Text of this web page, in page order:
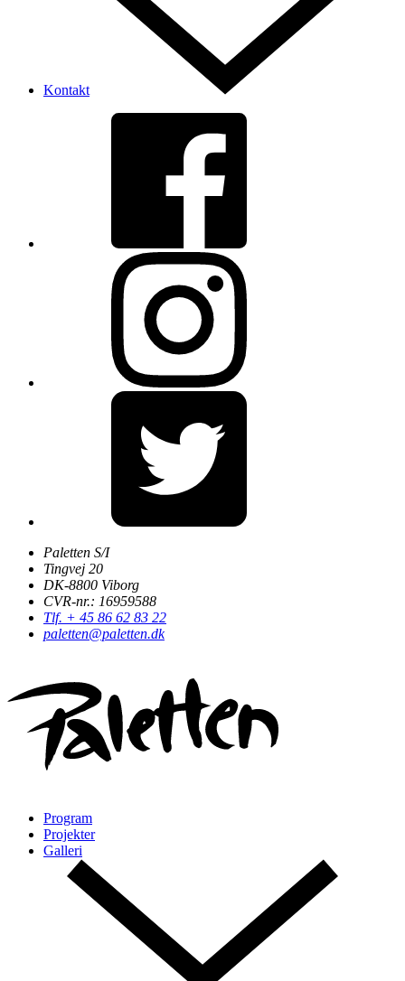
Kontakt
Paletten S/I
Tingvej 20
DK-8800 Viborg
CVR-nr.: 16959588
Tlf. + 45 86 62 83 22
paletten@paletten.dk
Program
Projekter
Galleri